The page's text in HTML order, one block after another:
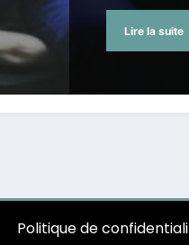
Lire la suite
Politique de